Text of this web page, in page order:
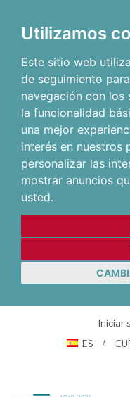
Utilizamos
Este sitio web
de seguimiento
navegación con los
la funcionalidad
una mejor
interés en nuestros
personalizar las
mostrar anuncios
usted.
Iniciar
ES